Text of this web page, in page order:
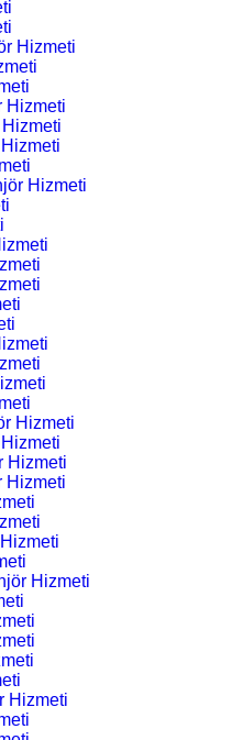
Hizmeti
Hizmeti
Hizmeti
Hizmeti
Hizmeti
Hizmeti
Hizmeti
Hizmeti